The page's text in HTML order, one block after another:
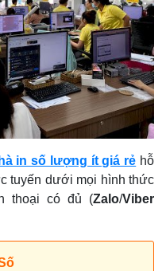
in số lượng ít giá rẻ hỗ
tuyến dưới mọi hình thức
thoại có đủ (Zalo/Viber